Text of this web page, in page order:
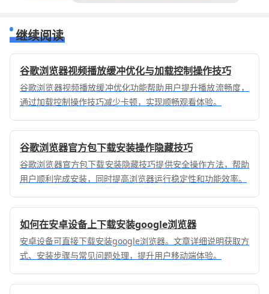
继续阅读
谷歌浏览器视频播放缓冲优化与加载控制操作技巧
谷歌浏览器视频播放缓冲优化功能帮助用户提升播放流畅度，
通过加载控制操作技巧减少卡顿，实现顺畅观看体验。
谷歌浏览器官方包下载安装操作隐藏技巧
谷歌浏览器官方包下载安装隐藏技巧提供安全操作方法，帮助
用户顺利完成安装，同时提高浏览器运行稳定性和功能效率。
如何在安卓设备上下载安装google浏览器
安卓设备可直接下载安装google浏览器。文章详细说明获取方
式、安装步骤与常见问题处理，提升用户移动端体验。